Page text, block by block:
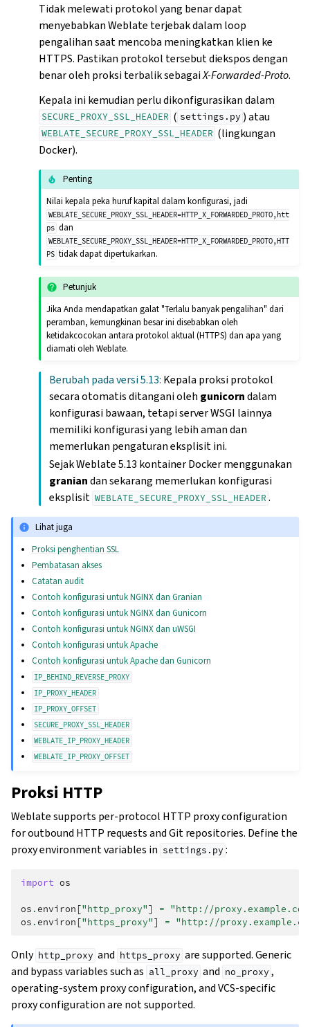
Tidak melewati protokol yang benar dapat
menyebabkan Weblate terjebak dalam loop
pengalihan saat mencoba meningkatkan klien ke
HTTPS. Pastikan protokol tersebut diekspos dengan
benar oleh proksi terbalik sebagaiX-Forwarded-Proto.
Kepala ini kemudian perlu dikonfigurasikan dalam
SECURE_PROXY_SSL_HEADER ( settings.py ) atau
WEBLATE_SECURE_PROXY_SSL_HEADER (lingkungan
Docker).
Penting
Nilai kepala peka huruf kapital dalam konfigurasi, jadi
WEBLATE_SECURE_PROXY_SSL_HEADER=HTTP_X_FORWARDED_PROTO,htt
ps dan
WEBLATE_SECURE_PROXY_SSL_HEADER=HTTP_X_FORWARDED_PROTO,HTT
PS tidak dapat dipertukarkan.
Petunjuk
Jika Anda mendapatkan galat "Terlalu banyak pengalihan" dari
peramban, kemungkinan besar ini disebabkan oleh
ketidakcocokan antara protokol aktual (HTTPS) dan apa yang
diamati oleh Weblate.
Berubah pada versi 5.13: Kepala proksi protokol
secara otomatis ditangani oleh gunicorndalam
konfigurasi bawaan, tetapi server WSGI lainnya
memiliki konfigurasi yang lebih aman dan
memerlukan pengaturan eksplisit ini.
Sejak Weblate 5.13 kontainer Docker menggunakan
graniandan sekarang memerlukan konfigurasi
eksplisit WEBLATE_SECURE_PROXY_SSL_HEADER .
Lihat juga
Proksi penghentian SSL
Pembatasan akses
Catatan audit
Contoh konfigurasi untuk NGINX dan Granian
Contoh konfigurasi untuk NGINX dan Gunicorn
Contoh konfigurasi untuk NGINX dan uWSGI
Contoh konfigurasi untuk Apache
Contoh konfigurasi untuk Apache dan Gunicorn
IP_BEHIND_REVERSE_PROXY
IP_PROXY_HEADER
IP_PROXY_OFFSET
SECURE_PROXY_SSL_HEADER
WEBLATE_IP_PROXY_HEADER
WEBLATE_IP_PROXY_OFFSET
Proksi HTTP
Weblate supports per-protocol HTTP proxy configuration
for outbound HTTP requests and Git repositories. Define the
proxy environment variables in settings.py :
import os
os . environ ["http_proxy"] = "http://
os . environ ["https_proxy"] = "http://
Only http_proxy and https_proxy are supported. Generic
and bypass variables such as all_proxy and no_proxy ,
operating-system proxy configuration, and VCS-specific
proxy configuration are not supported.